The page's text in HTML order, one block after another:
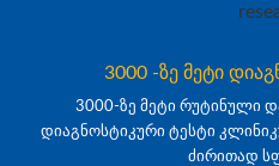
3000 -ზე მეტი
3000-ზე მეტი რუტინული
დიაგნოსტიკური ტესტი
ძირითად